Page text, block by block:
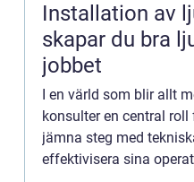
Installation av
skapar du bra
jobbet
I en värld som blir allt
konsulter en central
jämna steg med
effektivisera sina